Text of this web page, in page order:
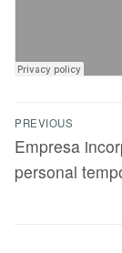
PREVIOUS
Empresa
personal